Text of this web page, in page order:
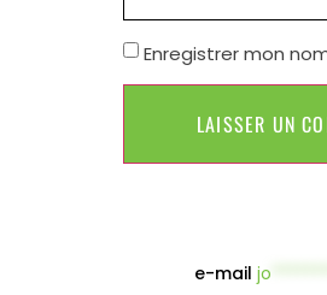
Enregistrer mon
e-mailjo